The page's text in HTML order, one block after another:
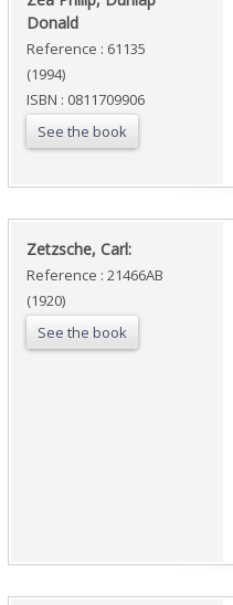
Donald‎
Reference : 61135
(1994)
ISBN : 0811709906
See the book
‎Zetzsche, Carl:‎
Reference : 21466AB
(1920)
See the book